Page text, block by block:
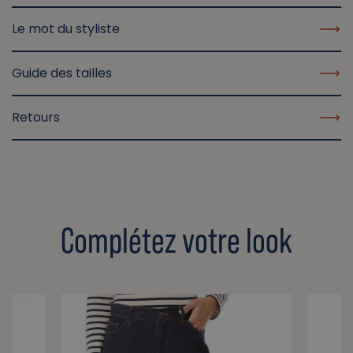
Le mot du styliste
Guide des tailles
Retours
Complétez votre look